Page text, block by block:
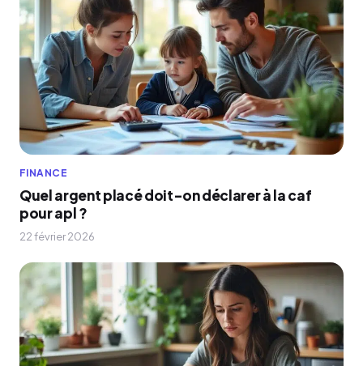
FINANCE
Quel argent placé doit-on déclarer à la caf
pour apl ?
22 février 2026